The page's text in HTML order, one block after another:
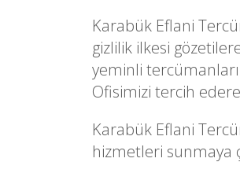
Karabük Eflani
gizlilik ilkesi
yeminli
Ofisimizi tercih
Karabük Eflani
hizmetleri sunmaya